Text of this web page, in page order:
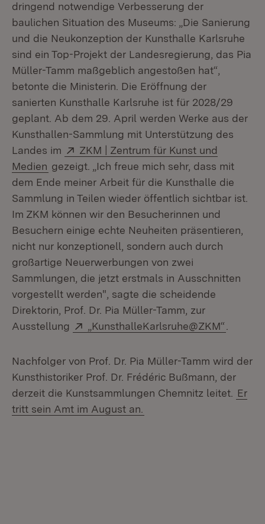
dringend notwendige Verbesserung der
baulichen Situation des Museums: „Die Sanierung
und die Neukonzeption der Kunsthalle Karlsruhe
sind ein Top-Projekt der Landesregierung, das Pia
Müller-Tamm maßgeblich angestoßen hat“,
betonte die Ministerin. Die Eröffnung der
sanierten Kunsthalle Karlsruhe ist für 2028/29
geplant. Ab dem 29. April werden Werke aus der
Kunsthallen-Sammlung mit Unterstützung des
Landes im
Extern:
ZKM | Zentrum für Kunst und
Medien (Öffnet in neuem Fenster)
gezeigt. „Ich freue mich sehr, dass mit
dem Ende meiner Arbeit für die Kunsthalle die
Sammlung in Teilen wieder öffentlich sichtbar ist.
Im ZKM können wir den Besucherinnen und
Besuchern einige echte Neuheiten präsentieren,
nicht nur konzeptionell, sondern auch durch
großartige Neuerwerbungen von zwei
Sammlungen, die jetzt erstmals in Ausschnitten
vorgestellt werden", sagte die scheidende
Direktorin, Prof. Dr. Pia Müller-Tamm, zur
Ausstellung
Extern:
„KunsthalleKarlsruhe@ZKM“
Nachfolger von Prof. Dr. Pia Müller-Tamm wird der
Kunsthistoriker Prof. Dr. Frédéric Bußmann, der
derzeit die Kunstsammlungen Chemnitz leitet. Er
tritt sein Amt im August an.